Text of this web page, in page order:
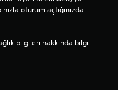
oturum açtığınızda
bilgileri hakkında bilgi